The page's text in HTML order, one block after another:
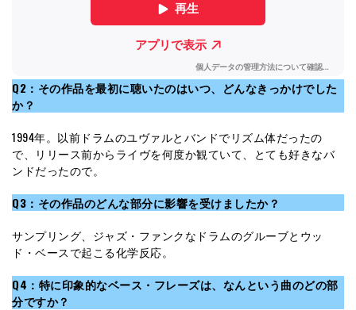
Q2：その作品を最初に聴いたのはいつ、どんなきっかけでした
か？
1994年。以前ドラムのユヴァルとバンドでリズム体だったの
で、リリース前からライヴを何度か観ていて、とても好きなバ
ンドだったので。
Q3：その作品のどんな部分に影響を受けましたか？
サンプリング、ジャズ・ファンクなドラムのグルーブとウッ
ド・ベースで起こる化学反応。
Q4：特に印象的なベース・フレーズは、なんという曲のどの部
分ですか？